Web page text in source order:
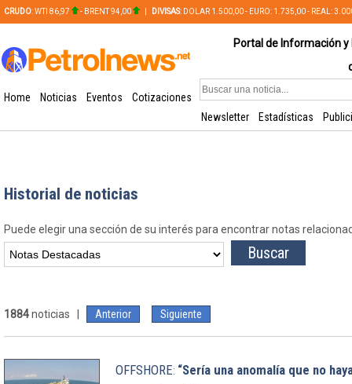
CRUDO: WTI 86,97 - BRENT 94,00 DIVISAS: DOLAR 1.500,00 - EURO: 1.735,00 - REAL:
Portal de Información
Home Noticias Eventos
Cotizaciones
Newsletter
Estadísticas
Historial de noticias
Puede elegir una sección de su interés para encontrar notas
1884noticias | Anterior Siguiente
OFFSHORE: “Sería una anomalía que no